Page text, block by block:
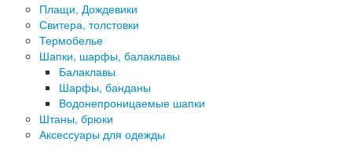
Плащи, Дождевики
Свитера, толстовки
Термобелье
Шапки, шарфы, балаклавы
Балаклавы
Шарфы, банданы
Водонепроницаемые шапки
Штаны, брюки
Аксессуары для одежды